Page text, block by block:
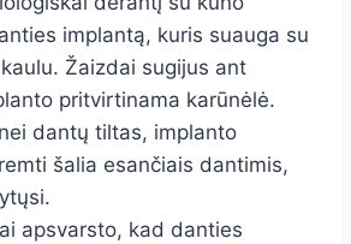
implantą, kuris suauga su
Žaizdai sugijus ant
pritvirtinama karūnėlė.
dantų tiltas, implanto
šalia esančiais dantimis,
apsvarsto, kad danties